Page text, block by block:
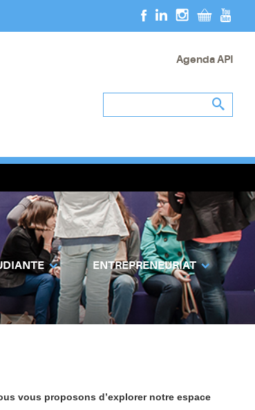
Agenda API
ENTREPRENEURIAT
vous proposons d’explorer notre espace